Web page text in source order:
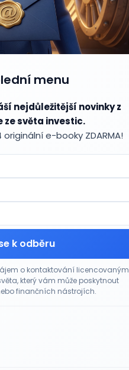
menu
nejdůležitější novinky z
světa investic.
e-booky ZDARMA!
k odběru
o kontaktování licencovaným
který vám může poskytnout
finančních nástrojích.